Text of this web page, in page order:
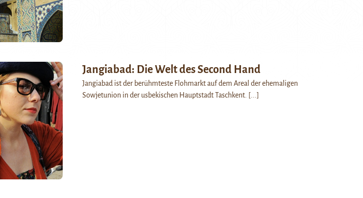
Jangiabad: Die Welt des Second Hand
Jangiabad ist der berühmteste Flohmarkt auf dem Areal der ehemaligen
Sowjetunion in der usbekischen Hauptstadt Taschkent. [...]